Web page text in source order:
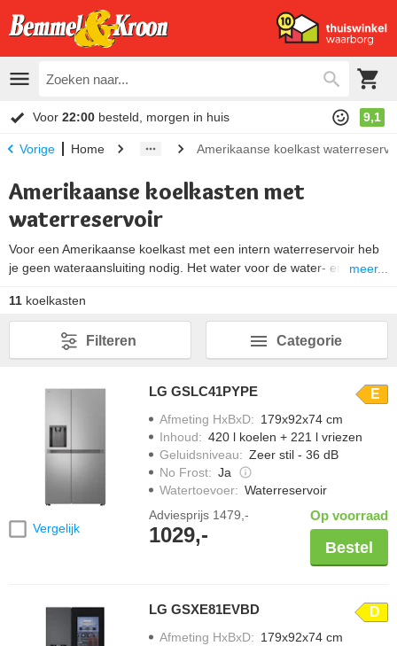
Voor 22:00 besteld, morgen in huis 9,1
Vorige Home Amerikaanse koelkast
Amerikaanse koelkasten met
waterreservoir
Voor een Amerikaanse koelkast met een intern waterreservoir heb
je geen wateraansluiting nodig. Het water voor de water- en
Deze watertank vul je zelf met (kraan)water. Omdat je deze
koelkasten niet hoeft aan te sluiten op de waterleiding zijn ze
gemakkelijker te installeren. Kies hieronder jouw Amerikaanse
koelkast zonder wateraansluiting.
meer...
11 koelkasten
Categorie
Filteren
Vergelijk
LG GSLC41PYPE E
Afmeting HxBxD: 179x92x74 cm
Inhoud: 420 l koelen + 221 l vriezen
Geluidsniveau: Zeer stil - 36 dB
No Frost: Ja
Watertoevoer: Waterreservoir
Adviesprijs 1479,-
1029,-
Op voorraad
Bestel
LG GSXE81EVBD D
Afmeting HxBxD: 179x92x74 cm